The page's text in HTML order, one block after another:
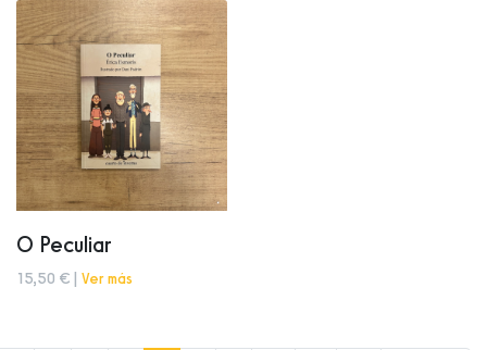
O Peculiar
15,50 € | Ver más